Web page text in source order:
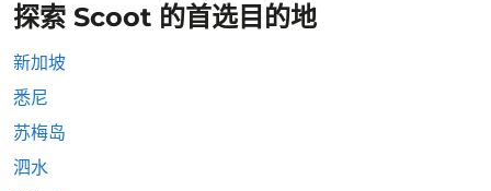
探索 Scoot 的首选目的地
新加坡
悉尼
苏梅岛
泗水